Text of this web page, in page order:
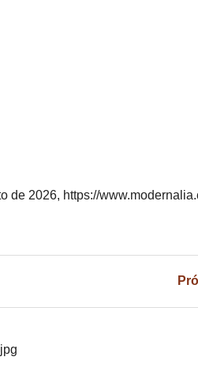
de 2026, https://